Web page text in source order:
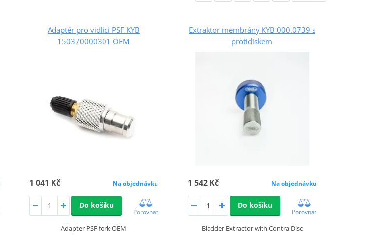
Adaptér pro vidlici PSF KYB
150370000301 OEM
1 041 Kč Na objednávku
Do košíku
Porovnat
Adapter PSF fork OEM
Extraktor membrány KYB 000.0739 s
protidiskem
1 542 Kč Na objednávku
Do košíku
Porovnat
Bladder Extractor with Contra Disc